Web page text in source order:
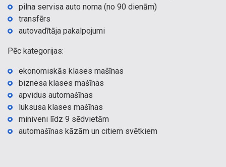
pilna servisa auto noma (no 90 dienām)
transfērs
autovadītāja pakalpojumi
Pēc kategorijas:
ekonomiskās klases mašīnas
biznesa klases mašīnas
apvidus automašīnas
luksusa klases mašīnas
miniveni līdz 9 sēdvietām
automašīnas kāzām un citiem svētkiem